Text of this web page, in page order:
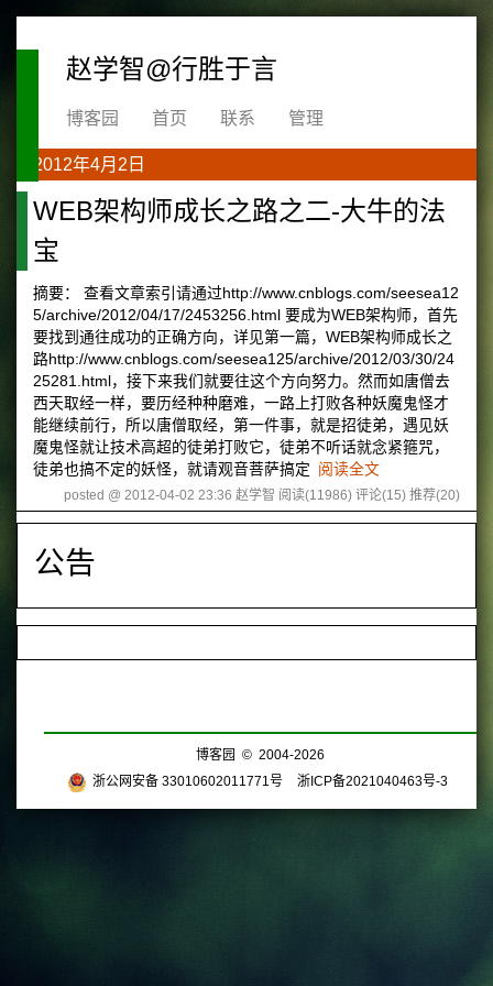
赵学智@行胜于言
博客园 首页 联系 管理
2012年4月2日
WEB架构师成长之路之二-大牛的法
宝
摘要： 查看文章索引请通过http://www.cnblogs.com/seesea12
5/archive/2012/04/17/2453256.html 要成为WEB架构师，首先
要找到通往成功的正确方向，详见第一篇，WEB架构师成长之
路http://www.cnblogs.com/seesea125/archive/2012/03/30/24
25281.html，接下来我们就要往这个方向努力。然而如唐僧去
西天取经一样，要历经种种磨难，一路上打败各种妖魔鬼怪才
能继续前行，所以唐僧取经，第一件事，就是招徒弟，遇见妖
魔鬼怪就让技术高超的徒弟打败它，徒弟不听话就念紧箍咒，
徒弟也搞不定的妖怪，就请观音菩萨搞定 阅读全文
posted @ 2012-04-02 23:36 赵学智 阅读(11986) 评论(15) 推荐(20)
公告
博客园 © 2004-2026
浙公网安备 33010602011771号
浙ICP备2021040463号-3